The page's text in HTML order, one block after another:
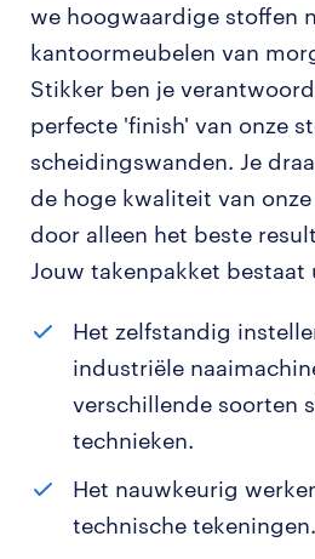
we hoogwaardige stoffen
kantoormeubelen van
Stikker ben je
perfecte 'finish' van onze
scheidingswanden. Je
de hoge kwaliteit van
door alleen het beste
Jouw takenpakket bestaat
Het zelfstandig
industriële
verschillende soorten
technieken.
Het nauwkeurig
technische tekeningen.